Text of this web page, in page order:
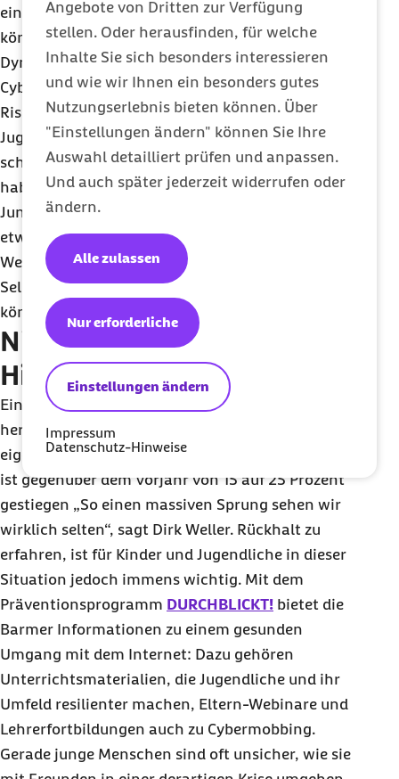
Angebote von Dritten zur Verfügung
stellen. Oder herausfinden, für welche
Inhalte Sie sich besonders interessieren
und wie wir Ihnen ein besonders gutes
Nutzungserlebnis bieten können. Über
"Einstellungen ändern" können Sie Ihre
Auswahl detailliert prüfen und anpassen.
Und auch später jederzeit widerrufen oder
ändern.
Einstellungen ändern
Nur erforderliche
Alle zulassen
Impressum
Datenschutz-Hinweise
einheitliches Profil gibt es nicht. Theoretisch
können sehr viele Heranwachsende mal in so eine
Dynamik hineingeraten. In der Täterforschung zu
Cybermobbing zeigen sich lediglich tendenzielle
Risikofaktoren.“ Unter den in der Barmer
Jugendstudie Befragten gaben 5,2 Prozent an,
schon einmal jemanden im Internet gemobbt zu
haben. Darunter waren mehr als doppelt so viele
Jungen wie Mädchen und die 14- bis 15-Jährigen
etwas häufiger vertreten als die Älteren. Dirk
Weller betont jedoch, dass es sich hier um
Selbstauskünfte handele. „Die eigentlichen Zahlen
können anders aussehen.“
Niedrigschwellige
Hilfsangebote der Barmer
Eine besorgniserregende Zahl, die aus der Studie
hervorsticht: Der Anteil der Betroffenen, die laut
eigener Aussage keinerlei Hilfe erhalten haben. Er
ist gegenüber dem Vorjahr von 15 auf 25 Prozent
gestiegen „So einen massiven Sprung sehen wir
wirklich selten“, sagt Dirk Weller. Rückhalt zu
erfahren, ist für Kinder und Jugendliche in dieser
Situation jedoch immens wichtig. Mit dem
Präventionsprogramm DURCHBLICKT! bietet die
Barmer Informationen zu einem gesunden
Umgang mit dem Internet: Dazu gehören
Unterrichtsmaterialien, die Jugendliche und ihr
Umfeld resilienter machen, Eltern-Webinare und
Lehrerfortbildungen auch zu Cybermobbing.
Gerade junge Menschen sind oft unsicher, wie sie